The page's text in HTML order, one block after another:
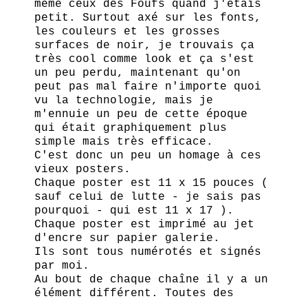
même ceux des Foufs quand j'étais
petit. Surtout axé sur les fonts,
les couleurs et les grosses
surfaces de noir, je trouvais ça
très cool comme look et ça s'est
un peu perdu, maintenant qu'on
peut pas mal faire n'importe quoi
vu la technologie, mais je
m'ennuie un peu de cette époque
qui était graphiquement plus
simple mais très efficace.
C'est donc un peu un homage à ces
vieux posters.
Chaque poster est 11 x 15 pouces (
sauf celui de lutte - je sais pas
pourquoi - qui est 11 x 17 ).
Chaque poster est imprimé au jet
d'encre sur papier galerie.
Ils sont tous numérotés et signés
par moi.
Au bout de chaque chaîne il y a un
élément différent. Toutes des